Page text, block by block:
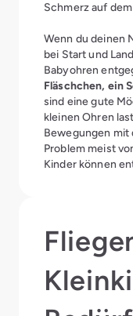
Schmerz auf
Wenn du deinen
bei Start und
Babyohren
Fläschchen, ein
sind eine gute
kleinen Ohren
Bewegungen mit
Problem meist
Kinder können